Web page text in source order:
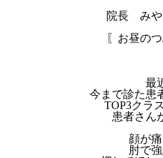
院長 みや
〖お昼のつ
最
今まで診た患
TOP3クラ
患者さん
顔が
肘で